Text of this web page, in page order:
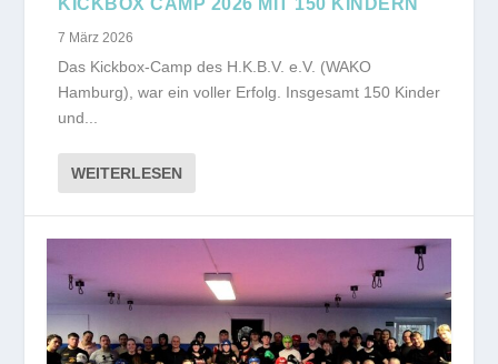
KICKBOX CAMP 2026 MIT 150 KINDERN
7 März 2026
Das Kickbox-Camp des H.K.B.V. e.V. (WAKO
Hamburg), war ein voller Erfolg. Insgesamt 150 Kinder
und...
WEITERLESEN